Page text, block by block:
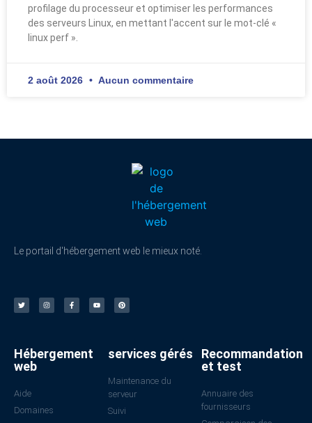
profilage du processeur et optimiser les performances
des serveurs Linux, en mettant l'accent sur le mot-clé «
linux perf ».
2 août 2026 Aucun commentaire
Le portail d'hébergement web le mieux noté.
Hébergement
web
Aide
Domaines
services gérés
Maintenance du
serveur
Suivi
Recommandation
et test
Annuaire des
fournisseurs